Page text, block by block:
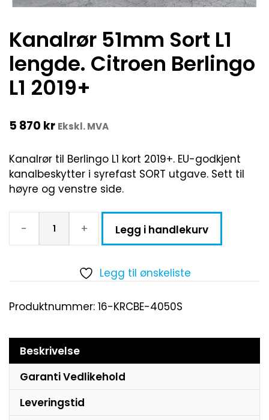
Kanalrør 51mm Sort L1
lengde. Citroen Berlingo
L1 2019+
5 870 kr Ekskl. MVA
Kanalrør til Berlingo L1 kort 2019+. EU-godkjent
kanalbeskytter i syrefast SORT utgave. Sett til
høyre og venstre side.
- + Legg i handlekurv
Legg til ønskeliste
Produktnummer: 16-KRCBE-4050S
Beskrivelse
Garanti Vedlikehold
Leveringstid